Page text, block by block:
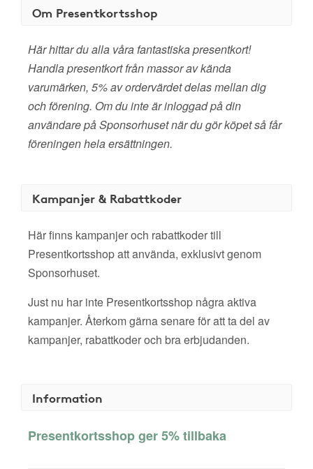
Om Presentkortsshop
Här hittar du alla våra fantastiska presentkort!
Handla presentkort från massor av kända
varumärken, 5% av ordervärdet delas mellan dig
och förening. Om du inte är inloggad på din
användare på Sponsorhuset när du gör köpet så får
föreningen hela ersättningen.
Kampanjer & Rabattkoder
Här finns kampanjer och rabattkoder till
Presentkortsshop att använda, exklusivt genom
Sponsorhuset.
Just nu har inte Presentkortsshop några aktiva
kampanjer. Återkom gärna senare för att ta del av
kampanjer, rabattkoder och bra erbjudanden.
Information
Presentkortsshop ger 5% tillbaka